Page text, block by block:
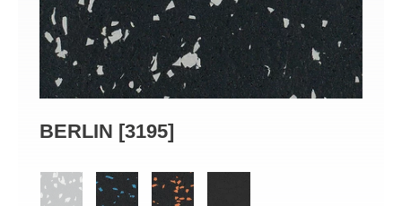
BERLIN [3195]